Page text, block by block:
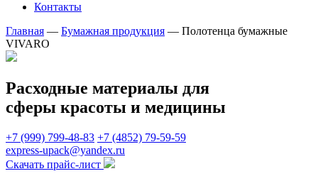
Контакты
Главная — Бумажная продукция — Полотенца бумажные
VIVARO
Расходные материалы для
сферы красоты и медицины
+7 (999) 799-48-83 +7 (4852) 79-59-59
express-upack@yandex.ru
Скачать прайс-лист